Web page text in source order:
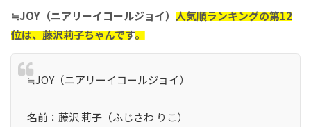
≒JOY（ニアリーイコールジョイ） 人気順ランキングの第12
位は、藤沢莉子ちゃんです。
≒JOY（ニアリーイコールジョイ）
名前：藤沢 莉子（ふじさわ りこ）